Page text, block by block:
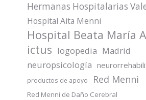
Hermanas Hospitalarias
Hospital Aita Menni
Hospital Beata María
ictus logopedia Madrid
neuropsicología
productos de apoyo Red Menni
Red Menni de Daño Cerebral